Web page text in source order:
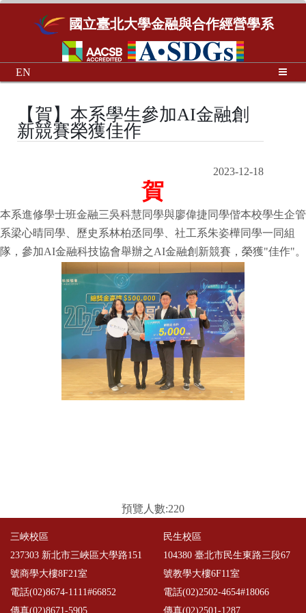
國立臺北大學金融與合作經營學系
EN
【賀】本系學生參加AI金融創
新競賽榮獲佳作
2023-12-18
賀
本系進修學士班金融三吳科慧同學與廖偉捷同學偕本校學生企管
系梁心晴同學、歷史系林柏丞同學、社工系朱姿樺同學一同組
隊，參加AI金融科技協會舉辦之AI金融創新競賽 ， 榮獲"佳作"。
預覽人數:220
三峽校區
237303 新北市三峽區大學路151
號商學大樓8F21室
電話(02)8674-1111#66852
傳真(02)8671-5905
民生校區
104380 臺北市民生東路三段67
號教學大樓6F11室
電話(02)2502-4654#18066
傳真(02)2501-1287